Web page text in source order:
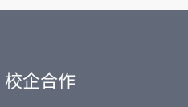
校企合作